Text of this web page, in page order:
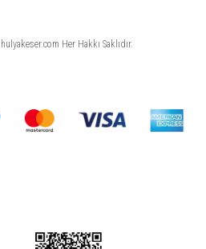
Her Hakkı Saklıdır.